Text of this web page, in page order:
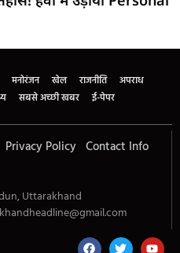
मनोरंजन खेल राजनीति
अपराध
सबसे अच्छी खबर ई-पेपर
Privacy Policy Contact Info
Uttarakhand